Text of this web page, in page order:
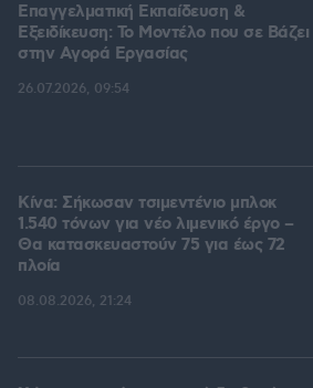
Επαγγελματική Εκπαίδευση &
Εξειδίκευση: Το Mοντέλο που σε Bάζει
στην Aγορά Eργασίας
26.07.2026, 09:54
Κίνα: Σήκωσαν τσιμεντένιο μπλοκ
1.540 τόνων για νέο λιμενικό έργο –
Θα κατασκευαστούν 75 για έως 72
πλοία
08.08.2026, 21:24